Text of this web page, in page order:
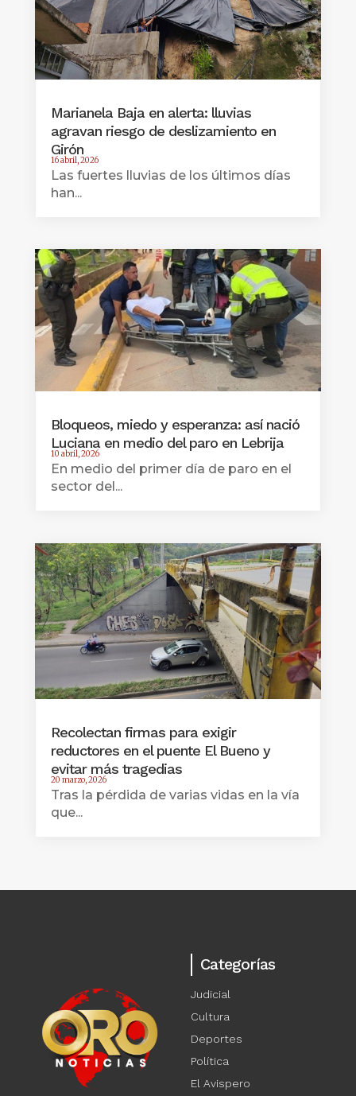
Marianela Baja en alerta: lluvias
agravan riesgo de deslizamiento en
Girón
16 abril, 2026
Las fuertes lluvias de los últimos días
han...
Bloqueos, miedo y esperanza: así nació
Luciana en medio del paro en Lebrija
10 abril, 2026
En medio del primer día de paro en el
sector del...
Recolectan firmas para exigir
reductores en el puente El Bueno y
evitar más tragedias
20 marzo, 2026
Tras la pérdida de varias vidas en la vía
que...
Categorías
Judicial
Cultura
Deportes
Política
El Avispero